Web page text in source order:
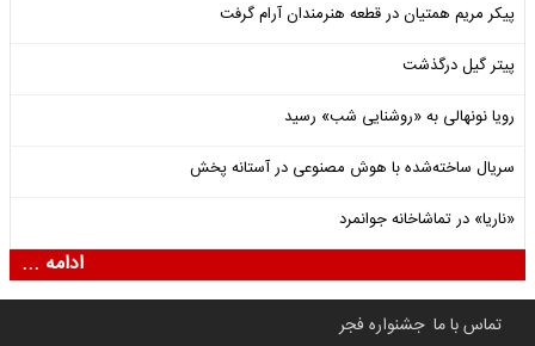
پیکر مریم همتیان در قطعه هنرمندان آرام گرفت
پیتر گیل درگذشت
رویا نونهالی به «روشنایی شب» رسید
سریال ساخته‌شده با هوش مصنوعی در آستانه پخش
«ناریا» در تماشاخانه جوانمرد
ادامه ...
تماس با ما جشنواره فجر